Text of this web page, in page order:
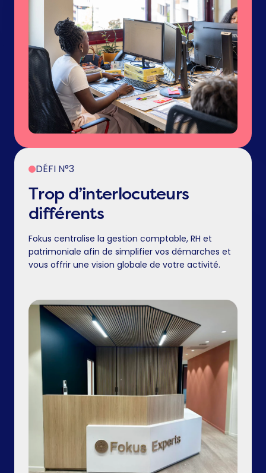
DÉFI N°3
Trop d’interlocuteurs
différents
Fokus centralise la gestion comptable, RH et
patrimoniale afin de simplifier vos démarches et
vous offrir une vision globale de votre activité.